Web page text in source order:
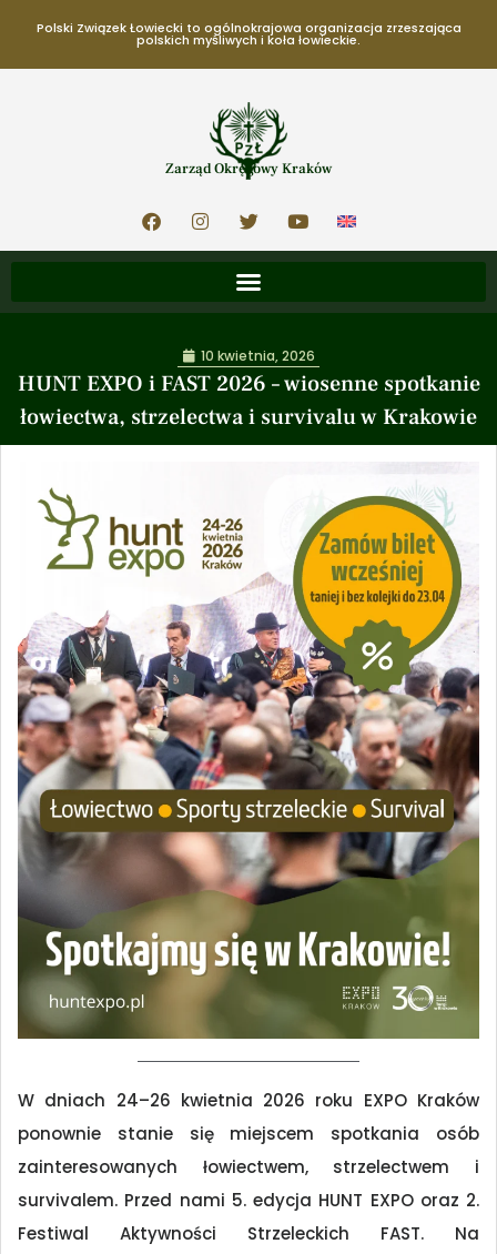
Polski Związek Łowiecki to ogólnokrajowa organizacja zrzeszająca
polskich myśliwych i koła łowieckie.
Zarząd Okręgowy Kraków
HUNT EXPO i FAST 2026 – wiosenne spotkanie
łowiectwa, strzelectwa i survivalu w Krakowie
10 kwietnia, 2026
W dniach 24–26 kwietnia 2026 roku EXPO Kraków
ponownie stanie się miejscem spotkania osób
zainteresowanych łowiectwem, strzelectwem i
survivalem. Przed nami 5. edycja HUNT EXPO oraz 2.
Festiwal Aktywności Strzeleckich FAST. Na